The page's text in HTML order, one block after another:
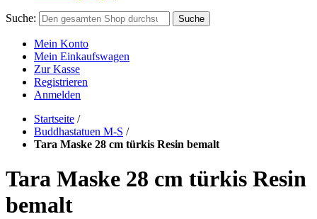
Suche: Suche
Mein Konto
Mein Einkaufswagen
Zur Kasse
Registrieren
Anmelden
Startseite /
Buddhastatuen M-S /
Tara Maske 28 cm türkis Resin bemalt
Tara Maske 28 cm türkis Resin
bemalt